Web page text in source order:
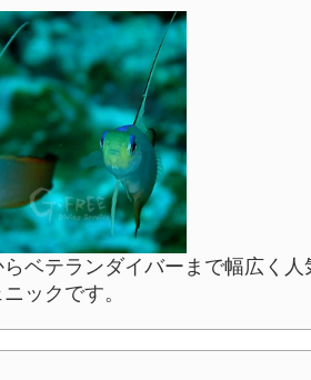
ベテランダイバーまで幅広く
ックです。